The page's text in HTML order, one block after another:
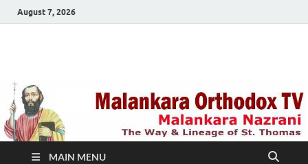
August 7, 2026
TV
MAIN MENU